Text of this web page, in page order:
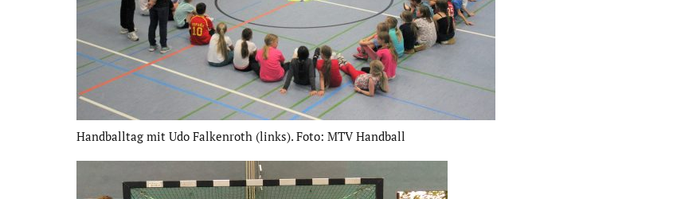
Handballtag mit Udo Falken­roth (links). Foto: MTV Handball